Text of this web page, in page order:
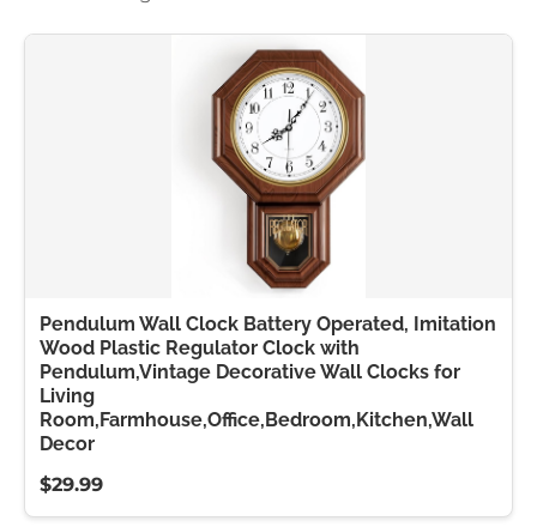
Pendulum Wall Clock Battery Operated, Imitation
Wood Plastic Regulator Clock with
Pendulum,Vintage Decorative Wall Clocks for
Living
Room,Farmhouse,Office,Bedroom,Kitchen,Wall
Decor
$29.99